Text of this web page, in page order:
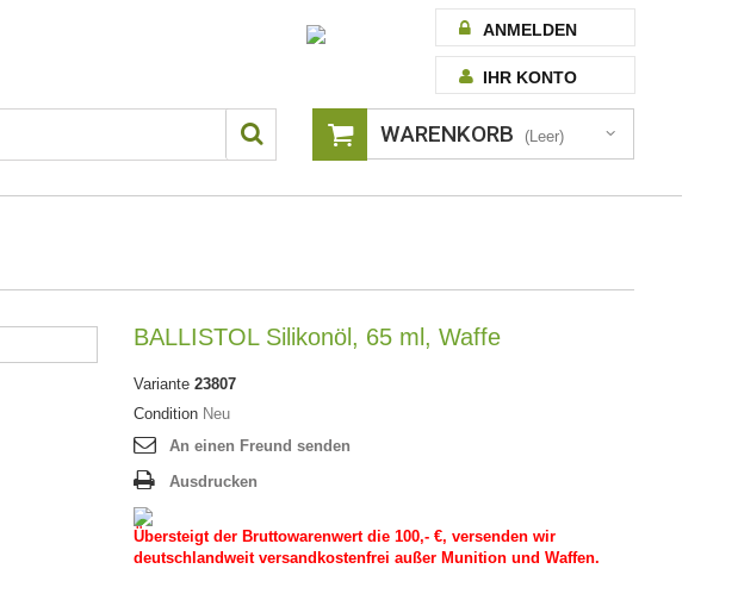
ANMELDEN
IHR KONTO
WARENKORB (Leer)
BALLISTOL Silikonöl, 65 ml, Waffe
Variante 23807
Condition Neu
An einen Freund senden
Ausdrucken
Übersteigt der Bruttowarenwert die 100,- €, versenden wir
deutschlandweit versandkostenfrei außer Munition und Waffen.